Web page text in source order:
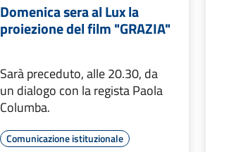
Domenica sera al Lux la
proiezione del film "GRAZIA"
Sarà preceduto, alle 20.30, da
un dialogo con la regista Paola
Columba.
Comunicazione istituzionale